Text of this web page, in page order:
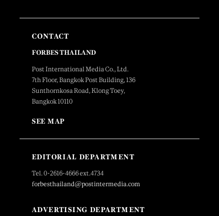
CONTACT
FORBES THAILAND
Post International Media Co., Ltd.
7th Floor, Bangkok Post Building, 136
Sunthornkosa Road, Klong Toey,
Bangkok 10110
SEE MAP
EDITORIAL DEPARTMENT
Tel. 0-2616-4666 ext.4734
forbesthailand@postintermedia.com
ADVERTISING DEPARTMENT